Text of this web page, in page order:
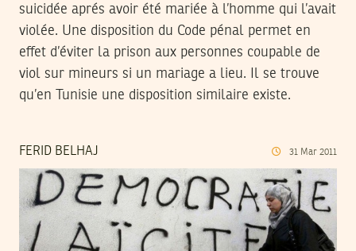
suicidée aprés avoir été mariée à l’homme qui l’avait
violée. Une disposition du Code pénal permet en
effet d’éviter la prison aux personnes coupable de
viol sur mineurs si un mariage a lieu. Il se trouve
qu’en Tunisie une disposition similaire existe.
FERID BELHAJ 31 Mar 2011